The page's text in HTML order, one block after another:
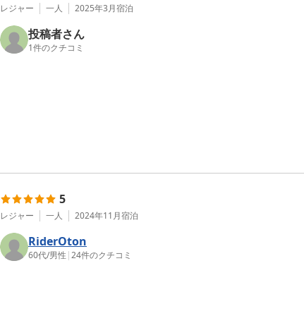
レジャー 一人 2025年3月宿泊
投稿者さん
1件のクチコミ
5
レジャー 一人 2024年11月宿泊
RiderOton
60代/男性 |24件のクチコミ